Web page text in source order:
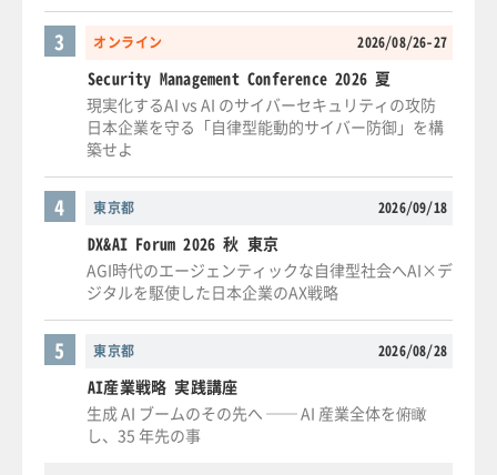
オンライン 2026/08/26-27
3
Security Management Conference 2026 夏
現実化するAI vs AI のサイバーセキュリティの攻防
日本企業を守る「自律型能動的サイバー防御」を構
築せよ
東京都 2026/09/18
4
DX&AI Forum 2026 秋 東京
AGI時代のエージェンティックな自律型社会へAI×デ
ジタルを駆使した日本企業のAX戦略
東京都 2026/08/28
5
AI産業戦略 実践講座
生成 AI ブームのその先へ ── AI 産業全体を俯瞰
し、35 年先の事